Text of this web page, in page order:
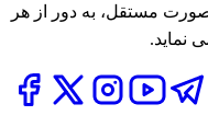
مستقل، به دور از هر
نماید.